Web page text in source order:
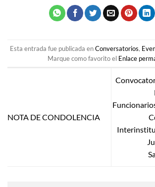
Esta entrada fue publicada enConversatorios,
Marque como favorito el Enlace
NOTA DE CONDOLENCIA